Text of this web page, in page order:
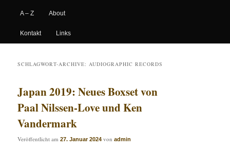
A – Z About
Kontakt Links
SCHLAGWORT-ARCHIVE:AUDIOGRAPHIC RECORDS
Japan 2019: Neues Boxset von
Paal Nilssen-Love und Ken
Vandermark
Veröffentlicht am27. Januar 2024 vonadmin